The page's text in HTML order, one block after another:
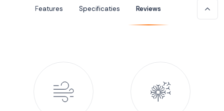
Features Specificaties Reviews